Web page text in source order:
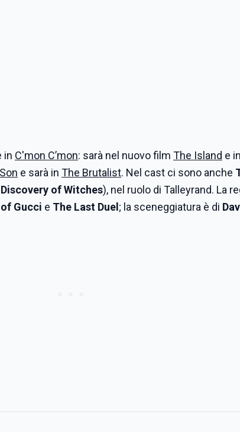
in C'mon C’mon: sarà nel nuovo film The Island e in
e sarà in The Brutalist. Nel cast ci sono anche
of Witches), nel ruolo di Talleyrand. La
Gucci e The Last Duel ; la sceneggiatura è di